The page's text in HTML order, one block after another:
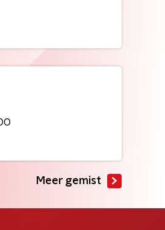
Meer gemist